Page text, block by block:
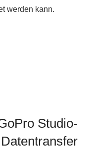
werden kann.
Studio-